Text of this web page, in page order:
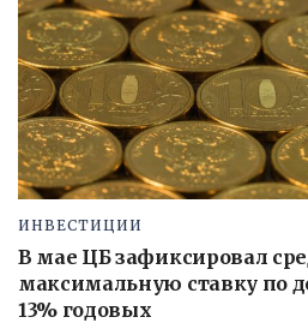
ИНВЕСТИЦИИ
В мае ЦБ зафиксировал
максимальную ставку по
13% годовых